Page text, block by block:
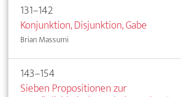
131–142
Konjunktion, Disjunktion, Gabe
Brian Massumi
143–154
Sieben Propositionen zur